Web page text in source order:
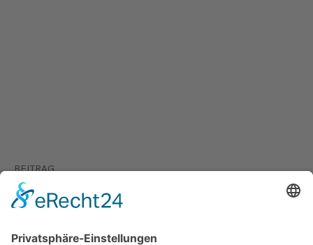
BEITRAG
Persönlichkeitsentwicklung bei